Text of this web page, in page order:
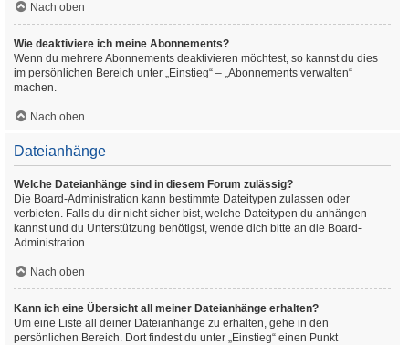
Nach oben
Wie deaktiviere ich meine Abonnements?
Wenn du mehrere Abonnements deaktivieren möchtest, so kannst du dies
im persönlichen Bereich unter „Einstieg“ – „Abonnements verwalten“
machen.
Nach oben
Dateianhänge
Welche Dateianhänge sind in diesem Forum zulässig?
Die Board-Administration kann bestimmte Dateitypen zulassen oder
verbieten. Falls du dir nicht sicher bist, welche Dateitypen du anhängen
kannst und du Unterstützung benötigst, wende dich bitte an die Board-
Administration.
Nach oben
Kann ich eine Übersicht all meiner Dateianhänge erhalten?
Um eine Liste all deiner Dateianhänge zu erhalten, gehe in den
persönlichen Bereich. Dort findest du unter „Einstieg“ einen Punkt